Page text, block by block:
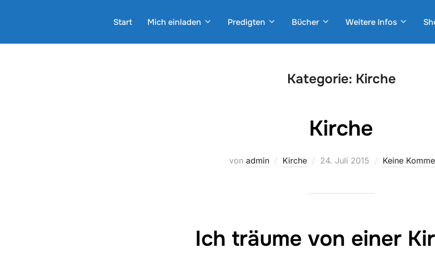
Start Mich einladen Predigten Bücher Weitere Infos
Kategorie: Kirche
Kirche
von admin Kirche
Veröffentlicht
24. Juli 2015 Keine
Ich träume von einer